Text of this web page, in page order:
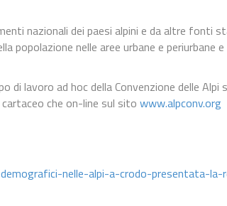
nazionali dei paesi alpini e da altre
popolazione nelle aree urbane e periurbane
di lavoro ad hoc della Convenzione delle
che on-line sul sito www.alpconv.org
nelle-alpi-a-crodo-presentata-